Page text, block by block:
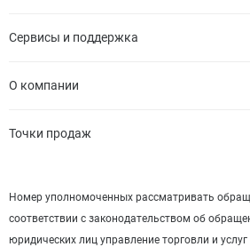
Сервисы и поддержка
О компании
Точки продаж
Номер уполномоченных рассматривать
соответствии с законодательством об
юридических лиц управление торговли и